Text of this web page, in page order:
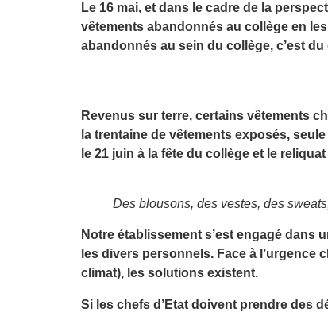
Le 16 mai, et dans le cadre de la
vêtements abandonnés au collège en
abandonnés au sein du collège, c’est
Revenus sur terre, certains vêtements
la trentaine de vêtements exposés,
le 21 juin à la fête du collège et le
Des blousons, des vestes, des
Notre établissement s’est engagé
les divers personnels. Face à l’urgence
climat), les solutions existent.
Si les chefs d’Etat doivent prendre des